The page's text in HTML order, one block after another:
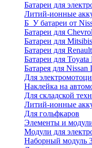
Батареи для
Литий-ионные
Б_У батареи от
Батареи для
Батареи для
Батареи для
Батареи для
Батарея для Nissan
Для
Наклейка на
Для складской
Литий-ионные
Для гольфкаров
Элементы и
Модули для
Наборный модуль